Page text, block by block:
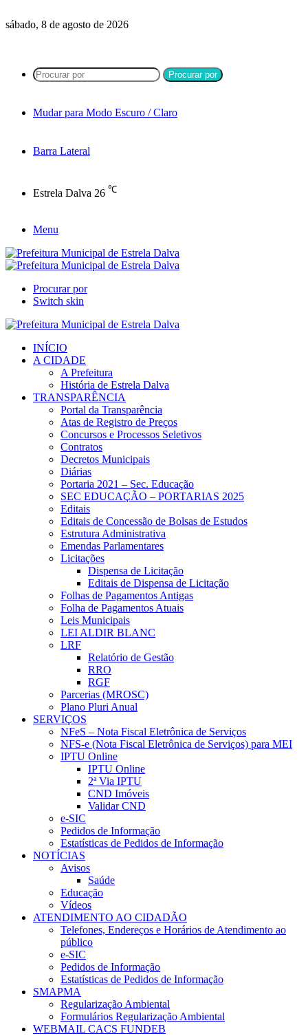
sábado, 8 de agosto de 2026
Procurar por
Mudar para Modo Escuro / Claro
Barra Lateral
Estrela Dalva 26 ℃
Menu
Procurar por
Switch skin
INÍCIO
A CIDADE
A Prefeitura
História de Estrela Dalva
TRANSPARÊNCIA
Portal da Transparência
Atas de Registro de Preços
Concursos e Processos Seletivos
Contratos
Decretos Municipais
Diárias
Portaria 2021 – Sec. Educação
SEC EDUCAÇÃO – PORTARIAS 2025
Editais
Editais de Concessão de Bolsas de Estudos
Estrutura Administrativa
Emendas Parlamentares
Licitações
Dispensa de Licitação
Editais de Dispensa de Licitação
Folhas de Pagamentos Antigas
Folha de Pagamentos Atuais
Leis Municipais
LEI ALDIR BLANC
LRF
Relatório de Gestão
RRO
RGF
Parcerias (MROSC)
Plano Pluri Anual
SERVIÇOS
NFeS – Nota Fiscal Eletrônica de Serviços
NFS-e (Nota Fiscal Eletrônica de Serviços) para MEI
IPTU Online
IPTU Online
2ª Via IPTU
CND Imóveis
Validar CND
e-SIC
Pedidos de Informação
Estatísticas de Pedidos de Informação
NOTÍCIAS
Avisos
Saúde
Educação
Vídeos
ATENDIMENTO AO CIDADÃO
Telefones, Endereços e Horários de Atendimento ao
público
e-SIC
Pedidos de Informação
Estatísticas de Pedidos de Informação
SMAPMA
Regularização Ambiental
Formulários Regularização Ambiental
WEBMAIL CACS FUNDEB